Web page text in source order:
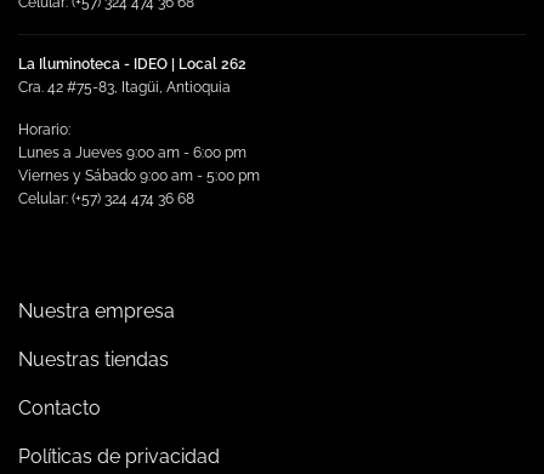
La Iluminoteca - IDEO | Local 262
Cra. 42 #75-83, Itagüi, Antioquia
Horario:
Lunes a Jueves 9:00 am - 6:00 pm
Viernes y Sábado 9:00 am - 5:00 pm
Celular: (+57) 324 474 36 68
Nuestra empresa
Nuestras tiendas
Contacto
Políticas de privacidad